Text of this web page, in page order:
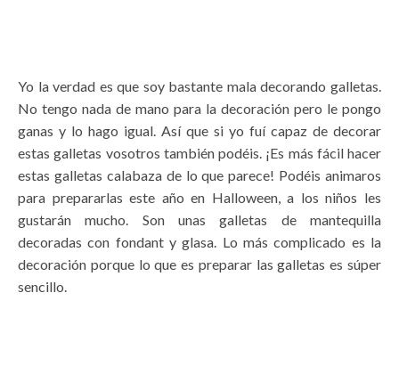
Yo la verdad es que soy bastante mala decorando galletas.
No tengo nada de mano para la decoración pero le pongo
ganas y lo hago igual. Así que si yo fuí capaz de decorar
estas galletas vosotros también podéis. ¡Es más fácil hacer
estas galletas calabaza de lo que parece! Podéis animaros
para prepararlas este año en Halloween, a los niños les
gustarán mucho. Son unas galletas de mantequilla
decoradas con fondant y glasa. Lo más complicado es la
decoración porque lo que es preparar las galletas es súper
sencillo.